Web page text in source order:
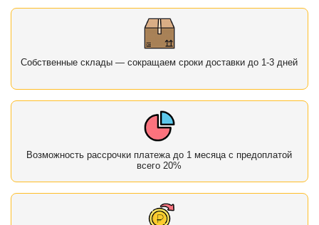
Собственные склады — сокращаем сроки доставки до 1-3 дней
Возможность рассрочки платежа до 1 месяца с предоплатой
всего 20%